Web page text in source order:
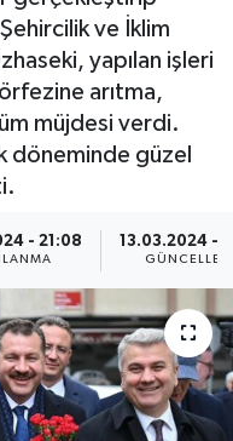
ve İklim
yapılan işleri
arıtma,
müjdesi verdi.
döneminde güzel
- 21:08 13.03.2024 -